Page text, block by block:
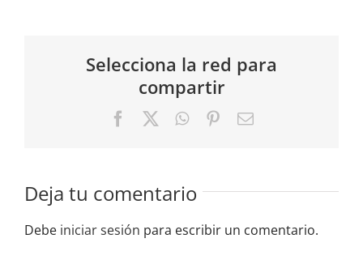
Selecciona la red para
compartir
FacebookWhatsApp
PinterestCorreo
Deja tu comentario
Debe iniciar sesión para escribir un comentario.